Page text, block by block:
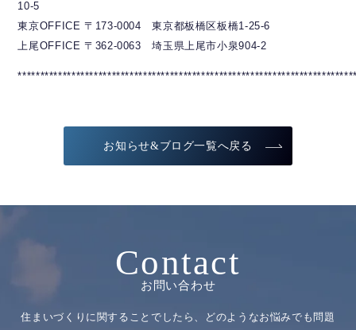
10-5
東京OFFICE 〒173-0004 東京都板橋区板橋1-25-6
上尾OFFICE 〒362-0063 埼玉県上尾市小泉904-2
お知らせ&ブログ一覧へ戻る
Contact
お問い合わせ
住まいづくりに関することでしたら、どのようなお悩みでも問題